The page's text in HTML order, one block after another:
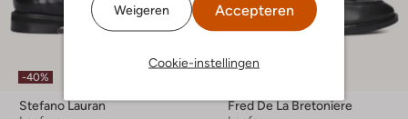
Weigeren Accepteren
Cookie-instellingen
-40%
Stefano Lauran
Fred De La Bretoniere